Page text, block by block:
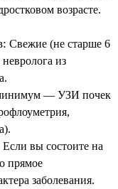
возрасте.
Свежие (не старше 6
из
— УЗИ почек
Если вы состоите на
прямое
заболевания.